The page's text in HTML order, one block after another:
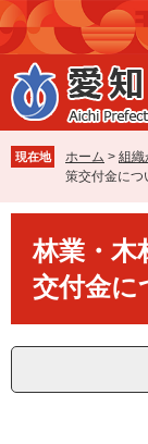
ペ
ー
ジ
の
先
で
す
メ
ニ
ュ
ー
を
ば
し
本
現在地 ホーム > 組織
策交付金につ
林業・木
交付金に